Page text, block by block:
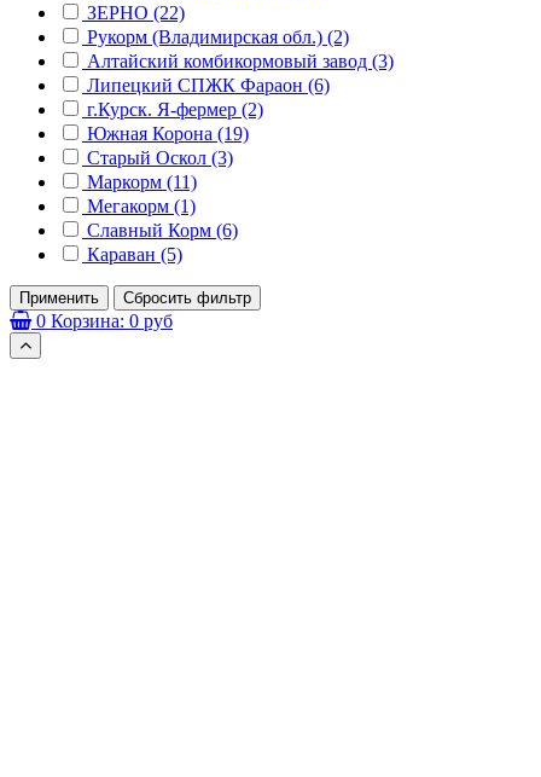
ЗЕРНО (22)
Рукорм (Владимирская обл.) (2)
Алтайский комбикормовый завод (3)
Липецкий СПЖК Фараон (6)
г.Курск. Я-фермер (2)
Южная Корона (19)
Старый Оскол (3)
Маркорм (11)
Мегакорм (1)
Славный Корм (6)
Караван (5)
Применить Сбросить фильтр
0 Корзина: 0 руб